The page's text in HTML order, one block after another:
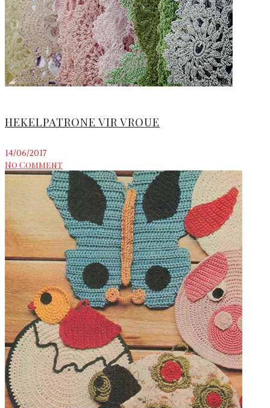
HEKELPATRONE VIR VROUE
14/06/2017
No Comment